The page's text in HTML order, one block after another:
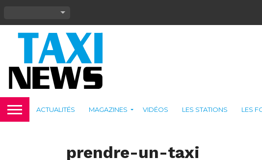
ACTUALITÉS MAGAZINES VIDÉOS LES STATIONS LES
prendre-un-taxi